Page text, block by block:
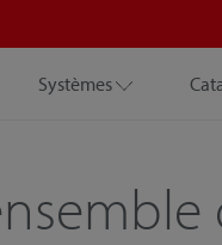
Systèmes